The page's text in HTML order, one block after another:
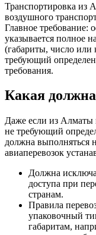
Транспортировка из
воздушного
Главное требование:
указывается полное
(габариты, число или
требующий
требования.
Какая
Даже если из Алматы
не требующий
должна выполняться
авиаперевозок
Должна
доступа при
странам.
Правила
упаковочный
габаритам,